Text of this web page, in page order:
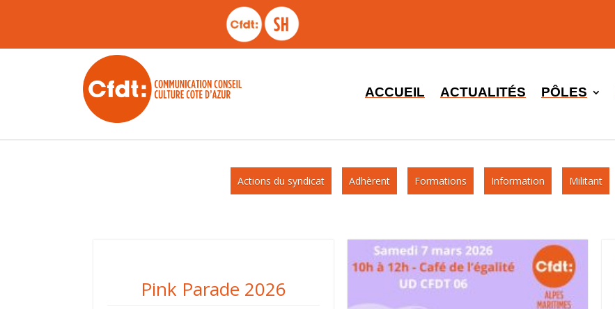
ACCUEIL ACTUALITÉS PÔLES
Actions du syndicat Adhèrent Formations Information Militant
Pink Parade 2026